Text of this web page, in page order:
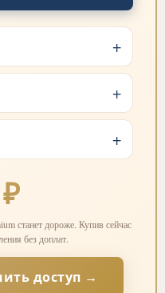
станет дороже. Купив сейчас
без доплат.
доступ →